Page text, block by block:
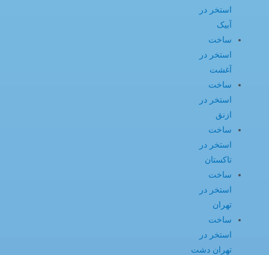
استخر در
آبیک
ساخت
استخر در
آغشت
ساخت
استخر در
ازنق
ساخت
استخر در
تاکستان
ساخت
استخر در
تهران
ساخت
استخر در
تهران دشت